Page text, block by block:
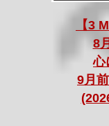
【3
8
心
9月